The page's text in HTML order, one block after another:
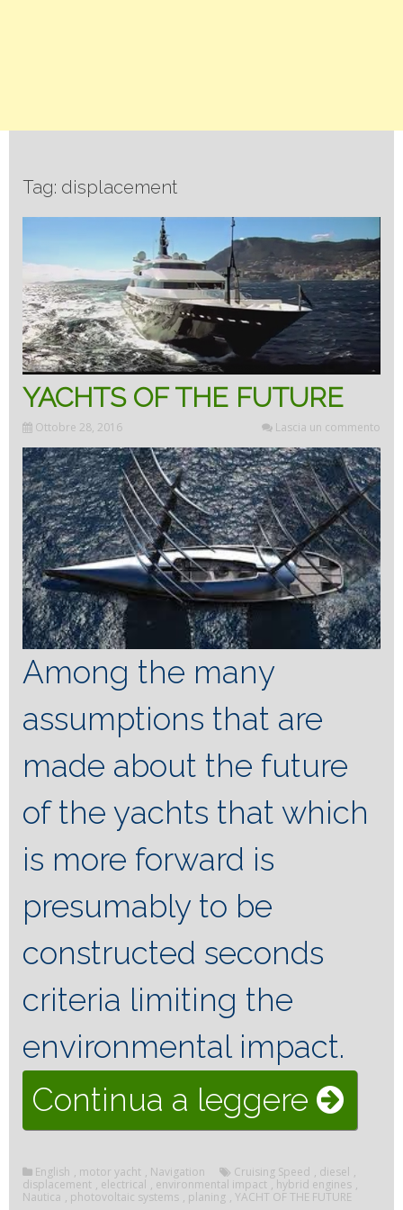
Tag: displacement
YACHTS OF THE FUTURE
Ottobre 28, 2016 Lascia un commento
Among the many
assumptions that are
made about the future
of the yachts that which
is more forward is
presumably to be
constructed seconds
criteria limiting the
environmental impact.
Continua a leggere
THE
English , motor yacht , Navigation Cruising Speed , diesel ,
displacement , electrical , environmental impact , hybrid engines ,
Nautica , photovoltaic systems , planing , YACHT OF THE FUTURE